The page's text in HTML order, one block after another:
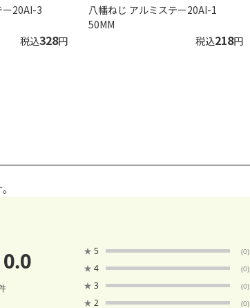
ー20AI-3
税込328円
八幡ねじ アルミステー20AI-1
50MM
税込218円
0.0 ★ 5 (0)
★ 4 (0)
★ 3 (0)
★ 2 (0)